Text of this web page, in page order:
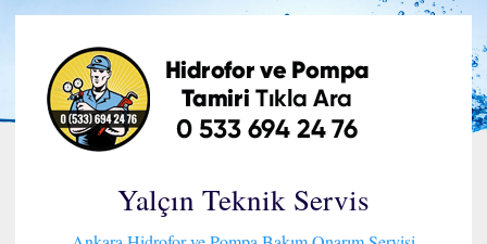
İçeriğe
geç
Yalçın Teknik Servis